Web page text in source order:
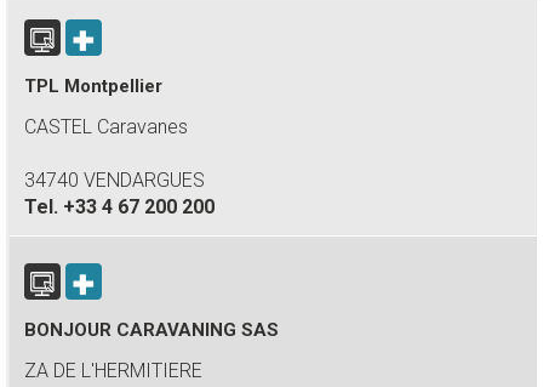
TPL Montpellier
CASTEL Caravanes
34740 VENDARGUES
Tel. +33 4 67 200 200
BONJOUR CARAVANING SAS
ZA DE L'HERMITIERE